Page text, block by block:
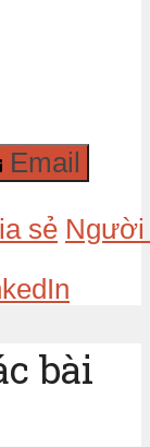
Email
sẻ Người
bài